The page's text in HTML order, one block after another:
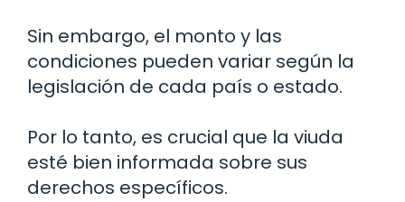
Sin embargo, el monto y las
condiciones pueden variar según la
legislación de cada país o estado.
Por lo tanto, es crucial que la viuda
esté bien informada sobre sus
derechos específicos.